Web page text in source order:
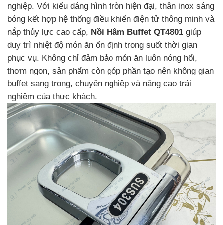
nghiệp. Với kiểu dáng hình tròn hiện đại, thân inox sáng
bóng kết hợp hệ thống điều khiển điện tử thông minh và
nắp thủy lực cao cấp, Nồi Hâm Buffet QT4801 giúp
duy trì nhiệt độ món ăn ổn định trong suốt thời gian
phục vụ. Không chỉ đảm bảo món ăn luôn nóng hổi,
thơm ngon, sản phẩm còn góp phần tạo nên không gian
buffet sang trọng, chuyên nghiệp và nâng cao trải
nghiệm của thực khách.